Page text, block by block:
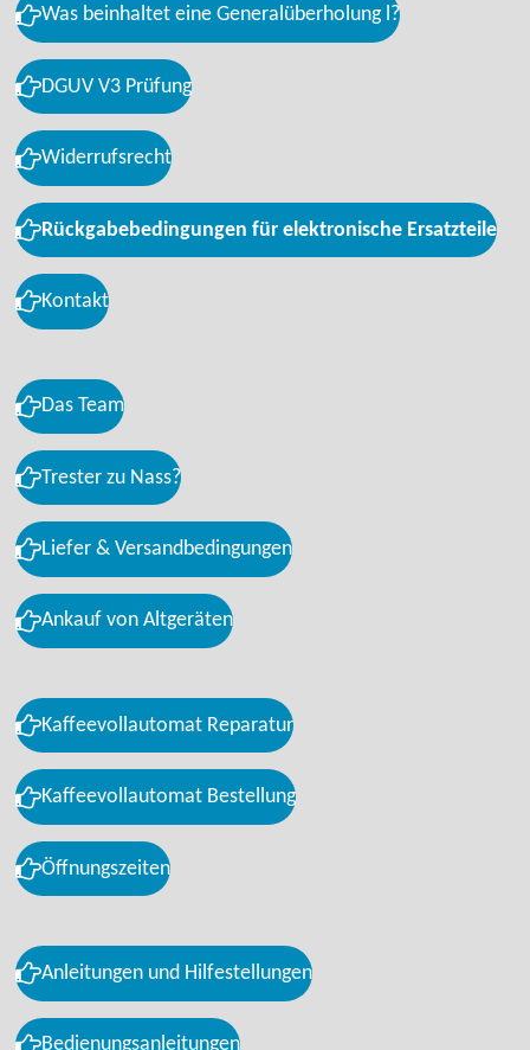
Was beinhaltet eine Generalüberholung l?
DGUV V3 Prüfung
Widerrufsrecht
Rückgabebedingungen für elektronische Ersatzteile
Kontakt
Das Team
Trester zu Nass?
Liefer & Versandbedingungen
Ankauf von Altgeräten
Kaffeevollautomat Reparatur
Kaffeevollautomat Bestellung
Öffnungszeiten
Anleitungen und Hilfestellungen
Bedienungsanleitungen